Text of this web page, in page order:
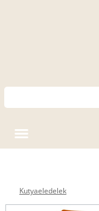
Kutyaeledelek